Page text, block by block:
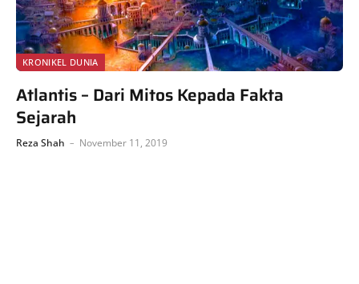
KRONIKEL DUNIA
Atlantis – Dari Mitos Kepada Fakta
Sejarah
Reza Shah November 11, 2019